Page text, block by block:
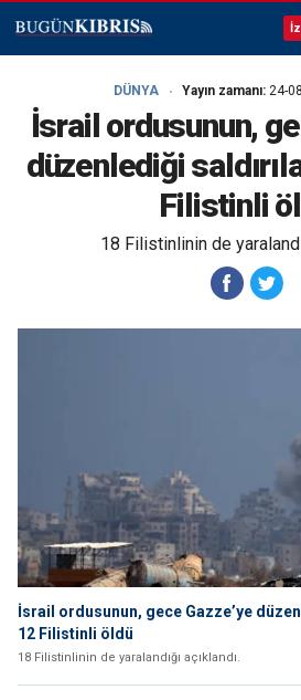
DÜNYA Yayın zamanı: 24-
İsrail ordusunun,
düzenlediği
Filistinli
18 Filistinlinin de
İsrail ordusunun, gece Gazze’ye
12 Filistinli öldü
18 Filistinlinin de yaralandığı açıklandı.